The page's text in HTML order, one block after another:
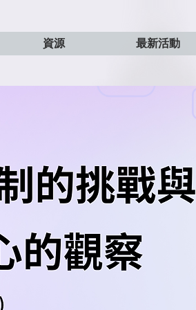
資源 最新活動